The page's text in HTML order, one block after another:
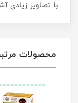
با تصاویر زیادی
محصولات